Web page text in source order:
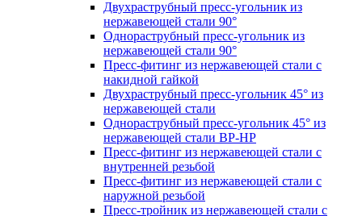
Двухраструбный пресс-угольник из
нержавеющей стали 90°
Однораструбный пресс-угольник из
нержавеющей стали 90°
Пресс-фитинг из нержавеющей стали с
накидной гайкой
Двухраструбный пресс-угольник 45° из
нержавеющей стали
Однораструбный пресс-угольник 45° из
нержавеющей стали ВР-НР
Пресс-фитинг из нержавеющей стали с
внутренней резьбой
Пресс-фитинг из нержавеющей стали с
наружной резьбой
Пресс-тройник из нержавеющей стали с